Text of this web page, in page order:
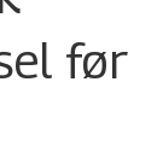
før